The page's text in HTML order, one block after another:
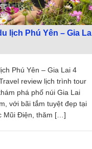
lịch Phú Yên – Gia
Phú Yên – Gia Lai 4
review lịch trình tour
phá phố núi Gia Lai
với bãi tắm tuyệt đẹp tại
Mũi Điện, thăm […]